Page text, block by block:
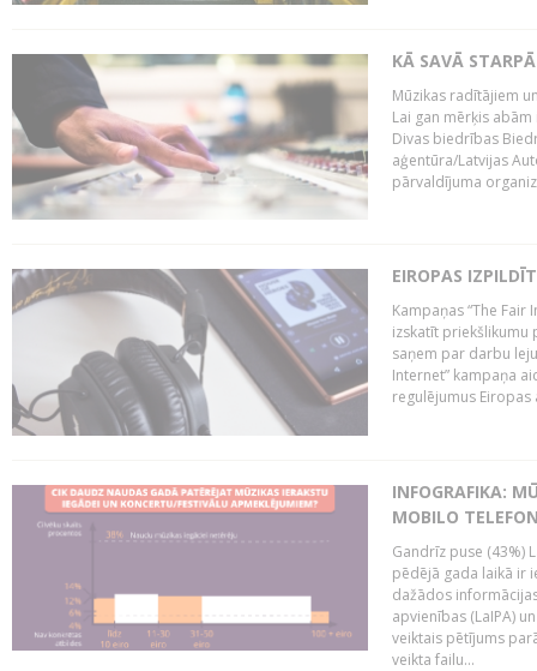
KĀ SAVĀ
Mūzikas radītājiem
Lai gan mērķis
Divas biedrības
aģentūra/Latvijas
pārvaldījuma
EIROPAS
Kampaņas “The
izskatīt priekšlikumu
saņem par darbu
Internet” kampaņa
regulējumus
INFOGRAFIKA:
MOBILO
Gandrīz puse (43%)
pēdējā gada laikā ir
dažādos
apvienības (LaIPA)
veiktais pētījums
veikta failu...